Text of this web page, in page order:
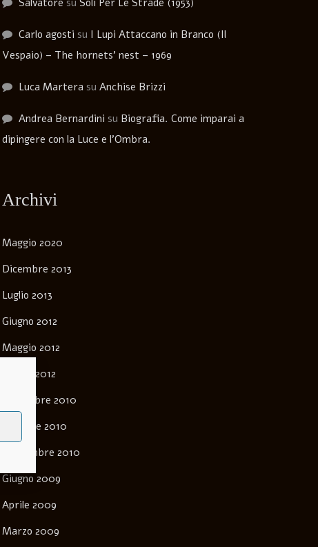
Salvatore su Soli Per Le Strade (1953)
Carlo agosti su I Lupi Attaccano in Branco (Il
Vespaio) – The hornets’ nest – 1969
Luca Marterasu Anchise Brizzi
Andrea Bernardini su Biografia. Come imparai a
dipingere con la Luce e l’Ombra.
Archivi
Maggio 2020
Dicembre 2013
Luglio 2013
Giugno 2012
Maggio 2012
Marzo 2012
Novembre 2010
Ottobre 2010
Settembre 2010
Giugno 2009
Aprile 2009
Marzo 2009